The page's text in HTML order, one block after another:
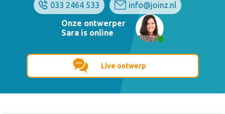
033 2464 533
info@joinz.nl
Onze ontwerper
Sara is online
Live ontwerp